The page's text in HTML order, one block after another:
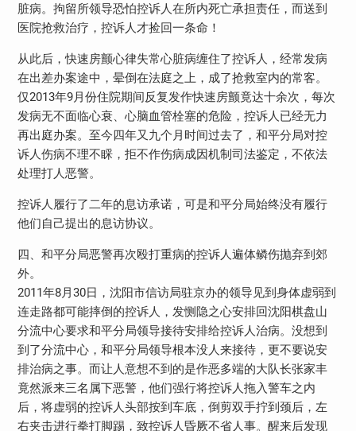
脏病。拘留所领导恐怕控诉人在所内死亡承担责任，而送到
医院抢救治疗，控诉人才捡回一条命！
从此后，快速房颤心律失常心脏病缠住了控诉人，经常发病
在出差办案途中，晕倒在法庭之上，成了抢救室内的常客。
仅2013年9月份住院期间反复发作快速房颤竟达十余次，每次
发病无不面临心衰、心脑血管栓塞的危险，控诉人已经无力
再出庭办案。至今四年又九个月时间过去了，和平分局对控
诉人伤病不理不睬，拒不作伤病成因机制司法鉴定，不依法
处理打人恶警。
控诉人履行了二年的息访承诺，可是和平分局始终没有履行
他们自己提出的息访协议。
四、和平分局恶警再次殴打重病的控诉人遍体鳞伤抛弃到郊
外。
2011年8月30日，沈阳市信访局驻京办的领导见到身体虚弱到
连走路都可能摔倒的控诉人，发恻隐之心安排回沈阳棋盘山
分流中心要求和平分局领导接待安排给控诉人治病。没想到
到了分流中心，和平分局领导根本没人来接待，更不要说安
排治病之事。而让人意想不到的是作恶多端的大队长张家丰
竟然派来三名属下恶警，他们强行将控诉人拖入警车之内
后，将虚弱的控诉人头部按到车底，倒剪双手拧到颈后，左
右夹击进行拳打脚踢，致控诉人昏厥不省人事。醒来后发现